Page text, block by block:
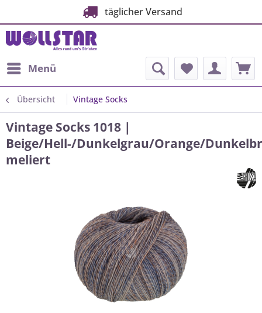
täglicher Versand
Menü
Übersicht Vintage Socks
Vintage Socks 1018 |
Beige/Hell-/Dunkelgrau/Orange/
meliert